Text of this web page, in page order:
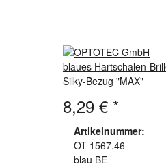
blaues Hartschalen-
Silky-Bezug "MAX"
8,29 € *
Artikelnummer:
OT 1567.46
blau BE